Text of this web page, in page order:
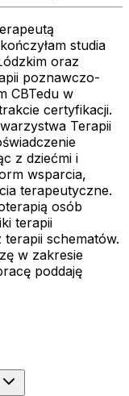
studia
oraz
poznawczo-
CBTedu w
certyfikacji.
Terapii
z dziećmi i
wsparcia,
terapeutyczne.
osób
terapii
schematów.
w zakresie
poddaję